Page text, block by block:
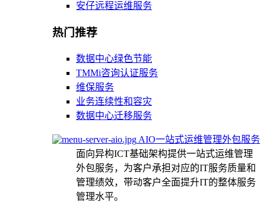
安仔远程运维服务
热门推荐
数据中心绿色节能
TMMi咨询认证服务
维保服务
业务连续性和容灾
数据中心迁移服务
AIO一站式运维管理外包服务
面向异构ICT基础架构提供一站式运维管理
外包服务，为客户承担对应的IT服务质量和
管理绩效，带动客户全面提升IT的整体服务
管理水平。